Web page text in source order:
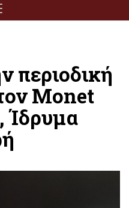
περιοδική
Monet
Ίδρυμα